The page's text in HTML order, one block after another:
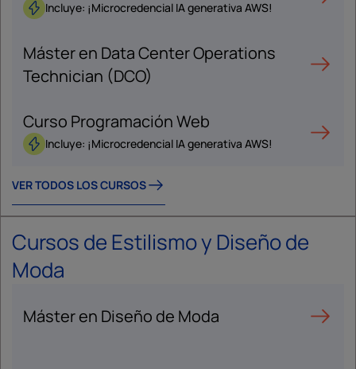
Incluye: ¡Microcredencial IA generativa AWS!
Máster en Data Center Operations
Technician (DCO)
Curso Programación Web
Incluye: ¡Microcredencial IA generativa AWS!
VER TODOS LOS CURSOS
Cursos de Estilismo y Diseño de
Moda
Máster en Diseño de Moda